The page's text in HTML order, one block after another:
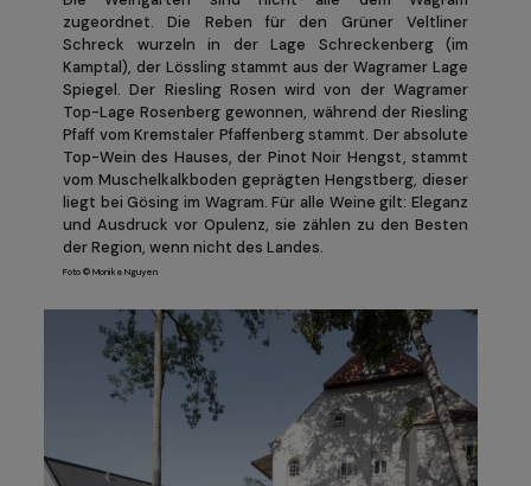
zugeordnet. Die Reben für den Grüner Veltliner
Schreck wurzeln in der Lage Schreckenberg (im
Kamptal), der Lössling stammt aus der Wagramer Lage
Spiegel. Der Riesling Rosen wird von der Wagramer
Top-Lage Rosenberg gewonnen, während der Riesling
Pfaff vom Kremstaler Pfaffenberg stammt. Der absolute
Top-Wein des Hauses, der Pinot Noir Hengst, stammt
vom Muschelkalkboden geprägten Hengstberg, dieser
liegt bei Gösing im Wagram. Für alle Weine gilt: Eleganz
und Ausdruck vor Opulenz, sie zählen zu den Besten
der Region, wenn nicht des Landes.
Foto © Monika Nguyen